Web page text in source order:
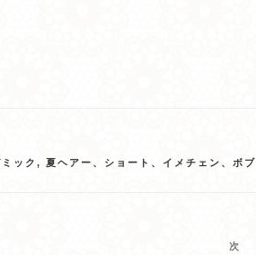
ック,夏ヘアー、ショート、イメチェン、ボブ
次